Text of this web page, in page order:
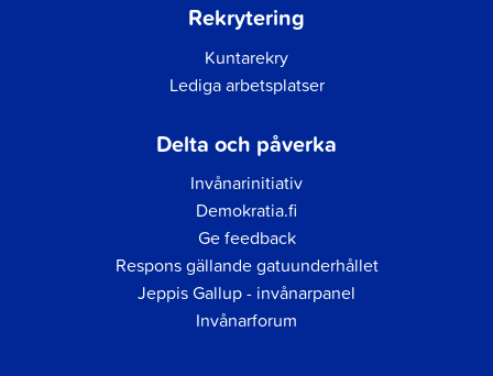
Rekrytering
Kuntarekry
Lediga arbetsplatser
Delta och påverka
Invånarinitiativ
Demokratia.fi
Ge feedback
Respons gällande gatuunderhållet
Jeppis Gallup - invånarpanel
Invånarforum